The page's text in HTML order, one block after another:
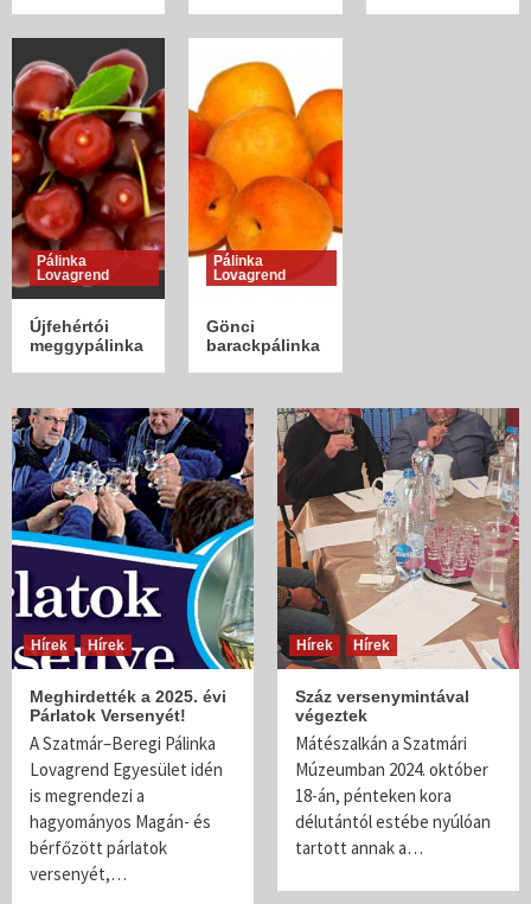
3
Infók a pálinkáról
Aromaterápia
Pálinka
Lovagrend
Újfehértói
meggypálinka
Pálinka
Lovagrend
Gönci
barackpálinka
Hírek Hírek
Meghirdették a 2025. évi
Párlatok Versenyét!
A Szatmár–Beregi Pálinka
Lovagrend Egyesület idén
is megrendezi a
hagyományos Magán- és
bérfőzött párlatok
versenyét,…
Hírek Hírek
Száz versenymintával
végeztek
Mátészalkán a Szatmári
Múzeumban 2024. október
18-án, pénteken kora
délutántól estébe nyúlóan
tartott annak a…